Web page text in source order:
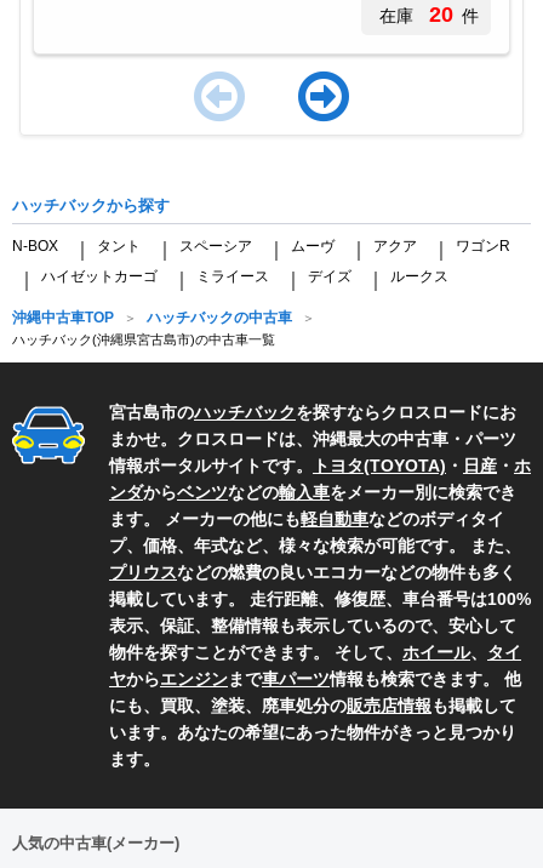
在庫 20 件
3
ハッチバックから探す
N-BOX タント スペーシア ムーヴ アクア ワゴンR
ハイゼットカーゴ ミライース デイズ ルークス
沖縄中古車TOP ハッチバックの中古車
ハッチバック(沖縄県宮古島市)の中古車一覧
宮古島市のハッチバックを探すならクロスロードにお
まかせ。クロスロードは、沖縄最大の中古車・パーツ
情報ポータルサイトです。
トヨタ(TOYOTA) ・ 日産 ・ ホ
ンダからベンツなどの輸入車をメーカー別に検索でき
ます。 メーカーの他にも軽自動車などのボディタイ
プ、価格、年式など、様々な検索が可能です。 また、
プリウスなどの燃費の良いエコカーなどの物件も多く
掲載しています。 走行距離、修復歴、車台番号は100%
表示、保証、整備情報も表示しているので、安心して
物件を探すことができます。 そして、 ホイール、 タイ
ヤからエンジンまで車パーツ情報も検索できます。 他
にも、買取、塗装、廃車処分の販売店情報も掲載して
います。あなたの希望にあった物件がきっと見つかり
ます。
人気の中古車(メーカー)